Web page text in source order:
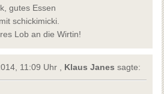
gutes Essen
schickimicki.
Lob an die Wirtin!
11:09 Uhr , Klaus Janes sagte: